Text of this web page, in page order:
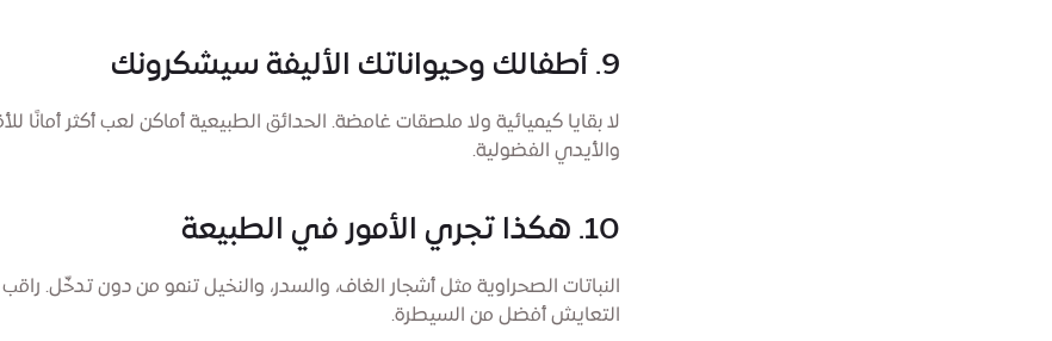
9. أطفالك وحيواناتك الأليفة سيشكرونك
لا بقايا كيميائية ولا ملصقات غامضة. الحدائق الطبيعية أماكن لعب أكثر أمانًا
والأيدي الفضولية.
10. هكذا تجري الأمور في الطبيعة
النباتات الصحراوية مثل أشجار الغاف، والسدر، والنخيل تنمو من دون تدخّل.
التعايش أفضل من السيطرة.